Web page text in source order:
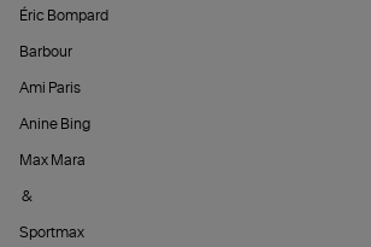
Éric Bompard
Barbour
Ami Paris
Anine Bing
Max Mara
&
Sportmax